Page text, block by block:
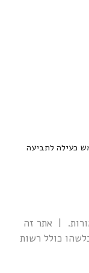
כעילה לתביעה
שמורות. | אתר זה
כולל רשות